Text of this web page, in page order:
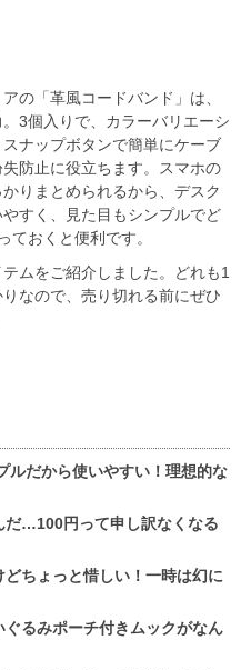
の「革風コードバンド」は、
3個入りで、カラーバリエーシ
ナップボタンで簡単にケーブ
防止に役立ちます。スマホの
りまとめられるから、デスク
すく、見た目もシンプルでど
ておくと便利です。
ムをご紹介しました。どれも1
なので、売り切れる前にぜひ
ルだから使いやすい！理想的な
だ…100円って申し訳なくなる
ちょっと惜しい！一時は幻に
るみポーチ付きムックがなん